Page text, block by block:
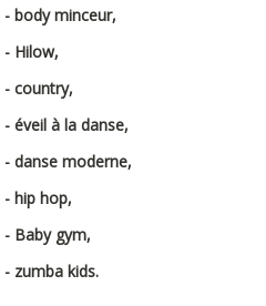
- body minceur,
- Hilow,
- country,
- éveil à la danse,
- danse moderne,
- hip hop,
- Baby gym,
- zumba kids.